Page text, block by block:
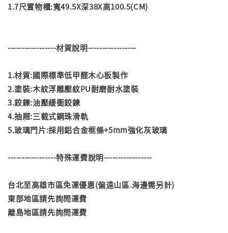
1.7尺置物櫃:寬49.5X深38X高100.5(CM)
-----------------材質說明-----------------
1.材質:國際標準低甲醛木心板製作
2.塗裝:木紋浮雕壓紋PU耐磨耐水塗裝
3.鉸鍊:油壓緩衝鉸鍊
4.抽屜:三截式鋼珠滑軌
5.玻璃門片:採用鋁合金框條+5mm強化灰玻璃
-----------------特殊運費說明-----------------
台北至高雄市區免運優惠(偏遠山區.海邊需另計)
東部地區請先詢問運費
離島地區請先詢問運費